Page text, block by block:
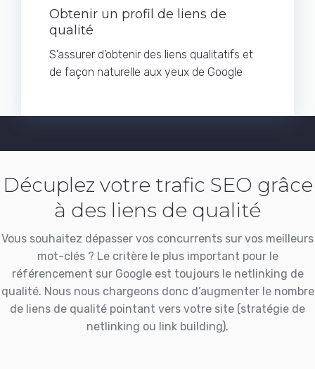
Obtenir un profil de liens de
qualité
S’assurer d’obtenir des liens qualitatifs et
de façon naturelle aux yeux de Google
Décuplez votre trafic SEO grâce
à des liens de qualité
Vous souhaitez dépasser vos concurrents sur vos meilleurs
mot-clés ? Le critère le plus important pour le
référencement sur Google est toujours le netlinking de
qualité. Nous nous chargeons donc d’augmenter le nombre
de liens de qualité pointant vers votre site (stratégie de
netlinking ou link building).